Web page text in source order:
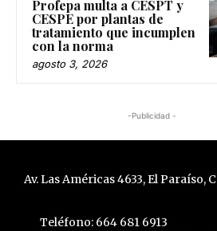
Profepa multa a CESPT y
CESPE por plantas de
tratamiento que incumplen
con la norma
agosto 3, 2026
-Publicidad -
Av. Las Américas 4633, El Paraíso,
Teléfono: 664 681 6913